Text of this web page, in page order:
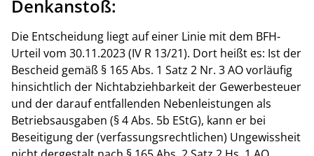
Denkanstoß:
Die Entscheidung liegt auf einer Linie mit dem BFH-
Urteil vom 30.11.2023 (IV R 13/21). Dort heißt es: Ist der
Bescheid gemäß § 165 Abs. 1 Satz 2 Nr. 3 AO vorläufig
hinsichtlich der Nichtabziehbarkeit der Gewerbesteuer
und der darauf entfallenden Nebenleistungen als
Betriebsausgaben (§ 4 Abs. 5b EStG), kann er bei
Beseitigung der (verfassungsrechtlichen) Ungewissheit